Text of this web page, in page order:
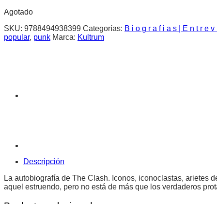
Agotado
SKU: 9788494938399 Categorías: B i o g r a f i a s | E n t r e v
popular, punk Marca: Kultrum
Descripción
La autobiografía de The Clash. Iconos, iconoclastas, arietes
aquel estruendo, pero no está de más que los verdaderos